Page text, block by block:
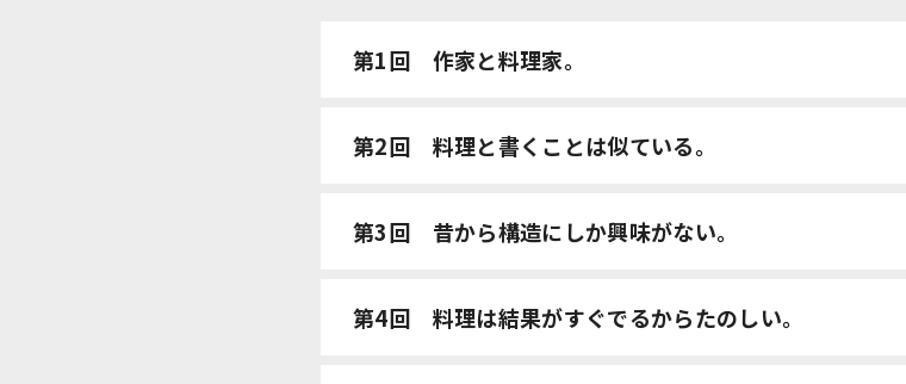
第1回 作家と料理家。
第2回 料理と書くことは似ている。
第3回 昔から構造にしか興味がない。
第4回 料理は結果がすぐでるからたのしい。